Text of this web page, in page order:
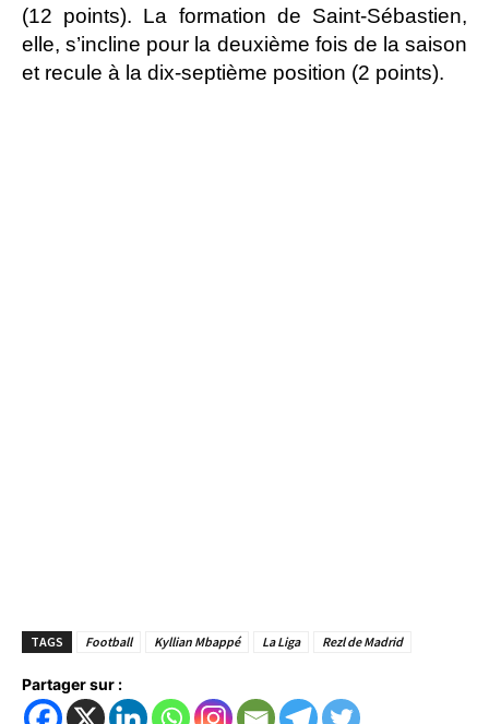
(12 points). La formation de Saint-Sébastien,
elle, s’incline pour la deuxième fois de la saison
et recule à la dix-septième position (2 points).
TAGS Football Kyllian Mbappé La Liga Rezl de Madrid
Partager sur :